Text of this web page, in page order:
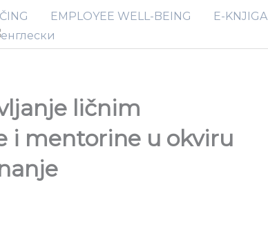
EMPLOYEE WELL-BEING E-KNJIGA
ličnim
i mentorine u okviru